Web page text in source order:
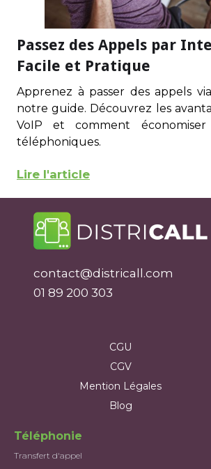
Passez des Appels par
Facile et Pratique
Apprenez à passer des appels
notre guide. Découvrez les
VoIP et comment
téléphoniques.
Lire l'article
contact@districall.com
01 89 200 303
CGU
CGV
Mention Légales
Blog
Téléphonie
Transfert d'appel